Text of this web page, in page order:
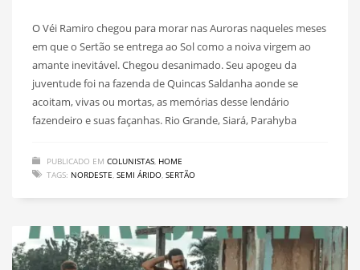
O Véi Ramiro chegou para morar nas Auroras naqueles meses
em que o Sertão se entrega ao Sol como a noiva virgem ao
amante inevitável. Chegou desanimado. Seu apogeu da
juventude foi na fazenda de Quincas Saldanha aonde se
acoitam, vivas ou mortas, as memórias desse lendário
fazendeiro e suas façanhas. Rio Grande, Siará, Parahyba
PUBLICADO EM COLUNISTAS, HOME
TAGS: NORDESTE, SEMI ÁRIDO, SERTÃO